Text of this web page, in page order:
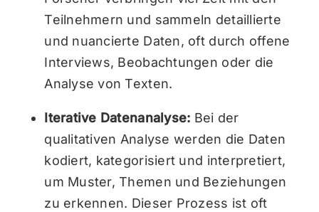
Teilnehmern und sammeln detaillierte
und nuancierte Daten, oft durch offene
Interviews, Beobachtungen oder die
Analyse von Texten.
Iterative Datenanalyse: Bei der
qualitativen Analyse werden die Daten
kodiert, kategorisiert und interpretiert,
um Muster, Themen und Beziehungen
zu erkennen. Dieser Prozess ist oft